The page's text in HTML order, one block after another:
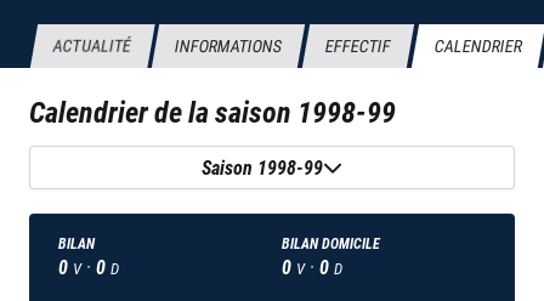
ACTUALITÉ INFORMATIONS EFFECTIF CALENDRIER
Calendrier de la saison 1998-99
Saison 1998-99
BILAN
0 V · 0 D
BILAN DOMICILE
0 V · 0 D